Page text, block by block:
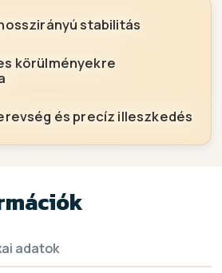
stabilitás
körülményekre
és precíz illeszkedés
adatok